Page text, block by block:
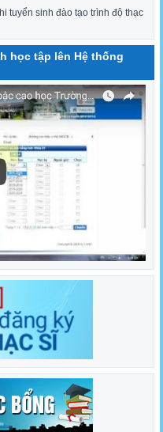
tuyển sinh đào tạo trình độ thạc
học tập lên Hệ thống